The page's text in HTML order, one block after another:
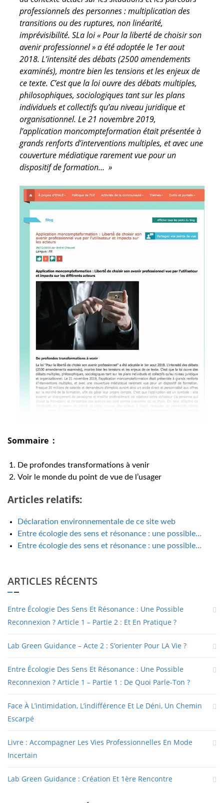
professionnels des personnes : multiplication des
transitions ou des ruptures, non linéarité,
imprévisibilité. SLa loi « Pour la liberté de choisir son
avenir professionnel » a été adoptée le 1er aout
2018. L’intensité des débats (2500 amendements
examinés), montre bien les tensions et les enjeux de
ce texte. C’est que la loi ouvre des débats multiples,
philosophiques, sociologiques tant sur les plans
individuels et collectifs qu’au niveau juridique et
organisationnel. Le 21 novembre 2019,
l’application moncompteformation était présentée à
grands renforts d’interventions multiples, et avec une
couverture médiatique rarement vue pour un
dispositif de formation… »
Sommaire :
De profondes transformations à venir
Voir le monde du point de vue de l’usager
Articles relatifs:
Déclaration environnementale de ce site web
Entre écologie des sens et résonance : une possible…
Entre écologie des sens et résonance : une possible…
ARTICLES RÉCENTS
Entre Écologie Des Sens Et Résonance : Une Possible
Reconnexion ? Article 1 – Partie 2 : Et En Pratique ?
Lab Green Guidance – Acte 2 : S’orienter Pour LA Vie ?
Entre Écologie Des Sens Et Résonance : Une Possible
Reconnexion ? Article 1 – Partie 1 : De Quoi Parle-Ton ?
Face À L’intimidation, L’indifférence Et Le Déni, Un Chemin
Escarpé
Livre : Accompagner Les Vies Professionnelles En Mode
Incertain
Lab Green Guidance : Création Et 1ère Rencontre